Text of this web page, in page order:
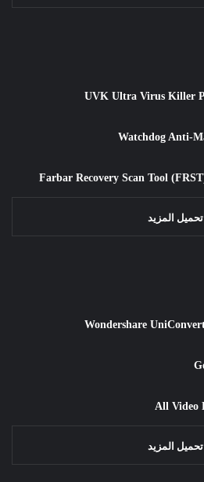
تحميل المزيد
تحميل المزيد